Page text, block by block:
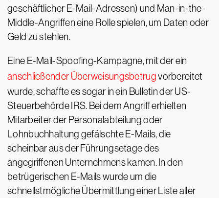
geschäftlicher E-Mail-Adressen) und Man-in-the-
Middle-Angriffen eine Rolle spielen, um Daten oder
Geld zu stehlen.
Eine E-Mail-Spoofing-Kampagne, mit der ein
anschließender Überweisungsbetrugvorbereitet
wurde, schaffte es sogar in ein Bulletin der US-
Steuerbehörde IRS. Bei dem Angriff erhielten
Mitarbeiter der Personalabteilung oder
Lohnbuchhaltung gefälschte E-Mails, die
scheinbar aus der Führungsetage des
angegriffenen Unternehmens kamen. In den
betrügerischen E-Mails wurde um die
schnellstmögliche Übermittlung einer Liste aller